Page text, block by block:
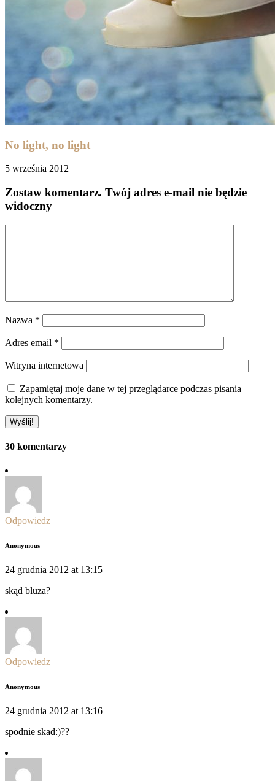
No light, no light
5 września 2012
Zostaw komentarz. Twój adres e-mail nie będzie
widoczny
Nazwa *
Adres email *
Witryna internetowa
Zapamiętaj moje dane w tej przeglądarce podczas pisania
kolejnych komentarzy.
30 komentarzy
Odpowiedz
Anonymous
24 grudnia 2012 at 13:15
skąd bluza?
Odpowiedz
Anonymous
24 grudnia 2012 at 13:16
spodnie skad:)??